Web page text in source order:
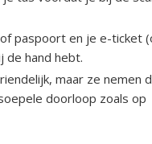
paspoort en je e-ticket
de hand hebt.
maar ze nemen
doorloop zoals op